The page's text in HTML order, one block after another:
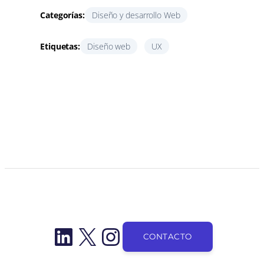
Categorías: Diseño y desarrollo Web
Etiquetas: Diseño web UX
LinkedIn
X Instagram
CONTACTO